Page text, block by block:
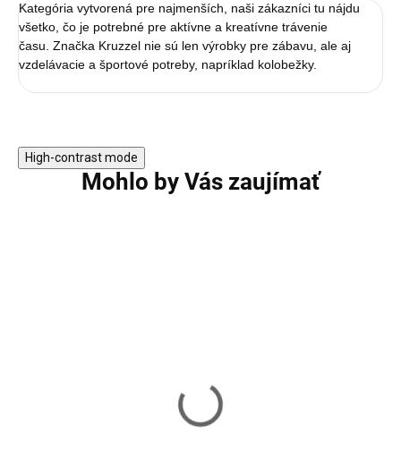
Kategória vytvorená pre najmenších, naši zákazníci tu nájdu
všetko, čo je potrebné pre aktívne a kreatívne trávenie
času. Značka Kruzzel nie sú len výrobky pre zábavu, ale aj
vzdelávacie a športové potreby, napríklad kolobežky.
High-contrast mode
Mohlo by Vás zaujímať